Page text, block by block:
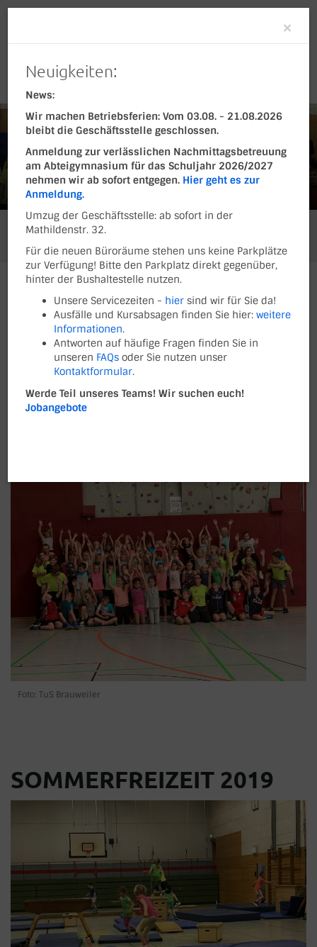
Sie befinden sich hier:
FREIZEITEN 2019
Osterfreizeit: 23.04 - 26.04.2019
Sommerfreizeit: 19.08. - 23.08.2019
Herbstfreizeit: 21.10. - 25.10.2019
Foto: TuS Brauweiler
SOMMERFREIZEIT 2019
×
Neuigkeiten:
News:
Wir machen Betriebsferien: Vom 03.08. - 21.08.2026
bleibt die Geschäftsstelle geschlossen.
Anmeldung zur verlässlichen Nachmittagsbetreuung
am Abteigymnasium für das Schuljahr 2026/2027
nehmen wir ab sofort entgegen. Hier geht es zur
Anmeldung.
Umzug der Geschäftsstelle: ab sofort in der
Mathildenstr. 32.
Für die neuen Büroräume stehen uns keine Parkplätze
zur Verfügung! Bitte den Parkplatz direkt gegenüber,
hinter der Bushaltestelle nutzen.
Unsere Servicezeiten - hier sind wir für Sie da!
Ausfälle und Kursabsagen finden Sie hier: weitere
Informationen.
Antworten auf häufige Fragen finden Sie in
unseren FAQs oder Sie nutzen unser
Kontaktformular.
Werde Teil unseres Teams! Wir suchen euch!
Jobangebote